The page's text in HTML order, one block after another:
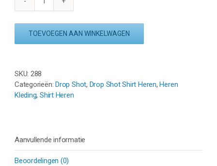
DROP
MYLAR
aantal
TOEVOEGEN AAN WINKELWAGEN
SKU: 288
Categorieën: Drop Shot, Drop Shot Shirt Heren, Heren
Kleding, Shirt Heren
Aanvullende informatie
Beoordelingen (0)